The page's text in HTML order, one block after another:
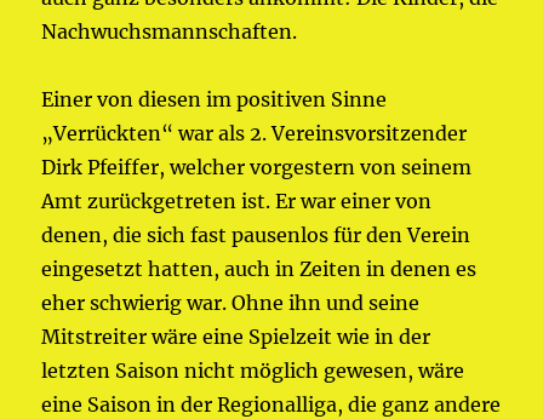
Nachwuchsmannschaften.
Einer von diesen im positiven Sinne
„Verrückten“ war als 2. Vereinsvorsitzender
Dirk Pfeiffer, welcher vorgestern von seinem
Amt zurückgetreten ist. Er war einer von
denen, die sich fast pausenlos für den Verein
eingesetzt hatten, auch in Zeiten in denen es
eher schwierig war. Ohne ihn und seine
Mitstreiter wäre eine Spielzeit wie in der
letzten Saison nicht möglich gewesen, wäre
eine Saison in der Regionalliga, die ganz andere